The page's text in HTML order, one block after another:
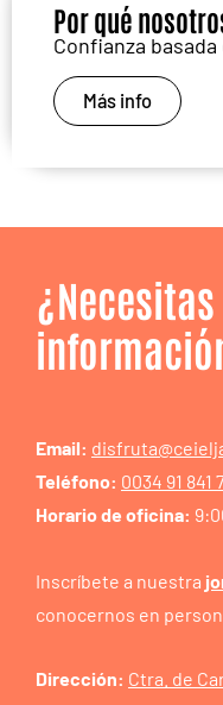
Por qué
Confianza
Más info
Email:
Teléfono: 0034 91 841
Horario de oficina:
Inscríbete a nuestra
conocernos en
Dirección: Ctra. de